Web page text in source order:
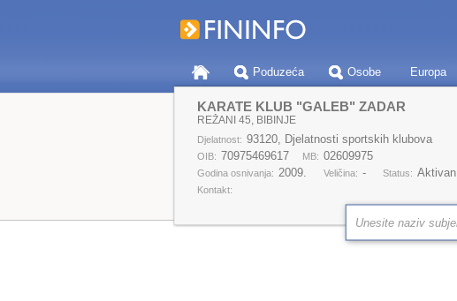
Poduzeća Osobe Europa
KARATE KLUB "GALEB" ZADAR
REŽANI 45, BIBINJE
Djelatnost: 93120, Djelatnosti sportskih klubova
OIB: 70975469617 MB: 02609975
Godina osnivanja: 2009. Veličina: - Status: Aktivan
Kontakt: